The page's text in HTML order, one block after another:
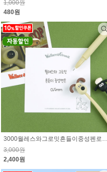
1,000원
480원
3000월레스와그로밋흔들이중성펜로그인시 10% 할인된 가격
3,000원
2,400원